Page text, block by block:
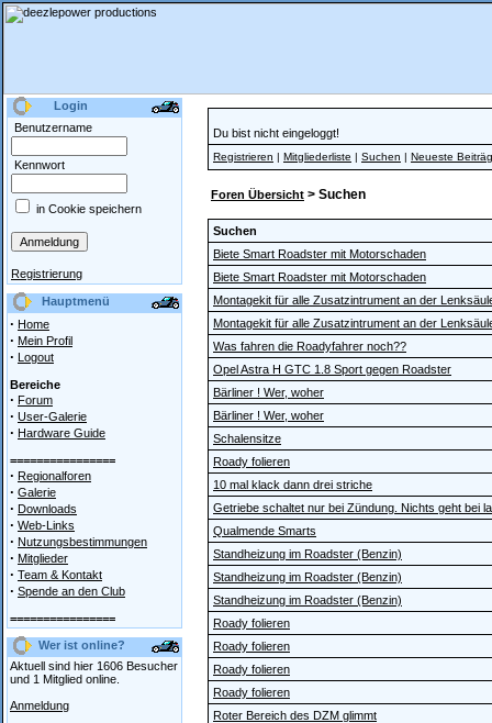
Login
Benutzername
Kennwort
in Cookie speichern
Registrierung
Hauptmenü
· Home
· Mein Profil
· Logout
Bereiche
· Forum
· User-Galerie
· Hardware Guide
================
· Regionalforen
· Galerie
· Downloads
· Web-Links
· Nutzungsbestimmungen
· Mitglieder
· Team & Kontakt
· Spende an den Club
================
Wer ist online?
Aktuell sind hier 1606 Besucher
und 1 Mitglied online.
Anmeldung
Du bist nicht eingeloggt!
Registrieren | Mitgliederliste | Suchen | Neueste
Foren Übersicht > Suchen
Suchen
Biete Smart Roadster mit Motorschaden
Biete Smart Roadster mit Motorschaden
Montagekit für alle Zusatzintrument an der
Montagekit für alle Zusatzintrument an der
Was fahren die Roadyfahrer noch??
Opel Astra H GTC 1.8 Sport gegen Roadster
Bärliner ! Wer, woher
Bärliner ! Wer, woher
Schalensitze
Roady folieren
10 mal klack dann drei striche
Getriebe schaltet nur bei Zündung. Nichts geht bei
Qualmende Smarts
Standheizung im Roadster (Benzin)
Standheizung im Roadster (Benzin)
Standheizung im Roadster (Benzin)
Roady folieren
Roady folieren
Roady folieren
Roady folieren
Roter Bereich des DZM glimmt